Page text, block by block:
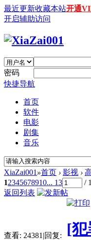
最近更新收藏本站开通
开启辅助访问
密码
快捷导航
首页
软件
电影
剧集
音乐
XiaZai001 »首页 › 影视 ›
12345678910... 13 /
返回列表
查看: 24381 |回复:
[